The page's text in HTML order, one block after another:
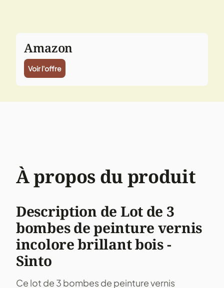
Amazon
Voir l'offre
À propos du produit
Description de Lot de 3
bombes de peinture vernis
incolore brillant bois -
Sinto
Ce lot de 3 bombes de peinture vernis